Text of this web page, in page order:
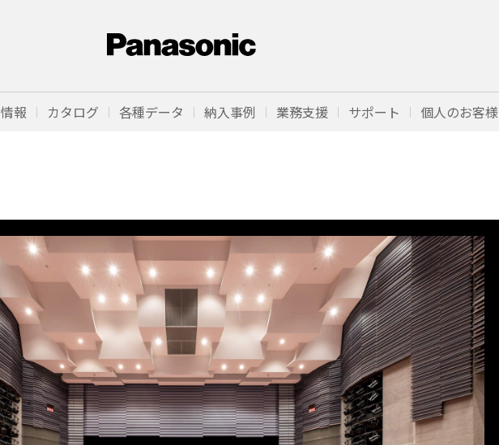
報 カタログ 各種データ 納入事例 業務支援 サポート 個人のお客様